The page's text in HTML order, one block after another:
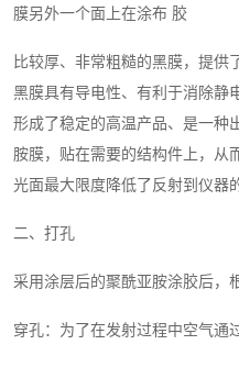
膜另外一个面上在涂布 胶
比较厚、非常粗糙的黑膜，提供
黑膜具有导电性、有利于消除静
形成了稳定的高温产品、是一种
胺膜，贴在需要的结构件上，从
光面最大限度降低了反射到仪器
二、打孔
采用涂层后的聚酰亚胺涂胶后，
穿孔：为了在发射过程中空气通